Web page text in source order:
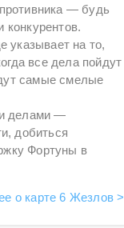
— будь
конкурентов.
указывает на то,
все дела пойдут
самые смелые
делами —
добиться
Фортуны в
о карте 6 Жезлов >